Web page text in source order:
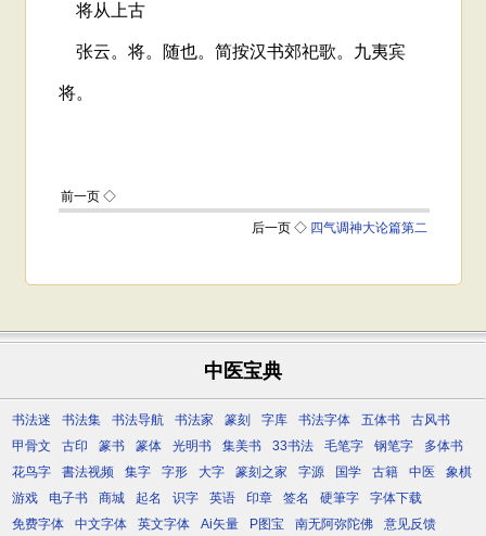
中医宝典
书法迷 书法集 书法导航 书法家 篆刻 字库 书法字体 五体书
古风书
甲骨文
古印 篆书 篆体 光明书 集美书 33书法 毛笔字 钢笔字
多体书
花鸟字
書法视频 集字 字形 大字 篆刻之家 字源 国学 古籍 中医
象棋
游戏
电子书 商城 起名 识字 英语 印章 签名 硬筆字
字体下载
免费字体
中文字体 英文字体 Ai矢量 P图宝 南无阿弥陀佛
意见反馈